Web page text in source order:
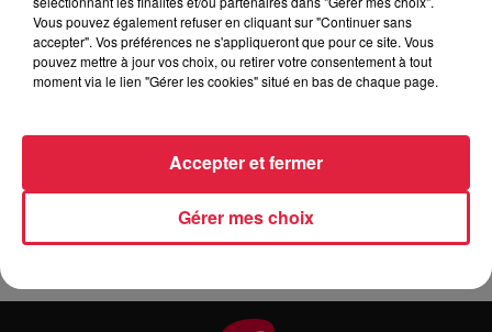
Organisateur https://rouffach-wintzenheim.educagri.fr/
Vous pouvez également refuser en cliquant sur "Continuer sans
accepter". Vos préférences ne s'appliqueront que pour ce site. Vous
pouvez mettre à jour vos choix, ou retirer votre consentement à tout
moment via le lien "Gérer les cookies" situé en bas de chaque page.
Gérer mes choix
Accepter et fermer